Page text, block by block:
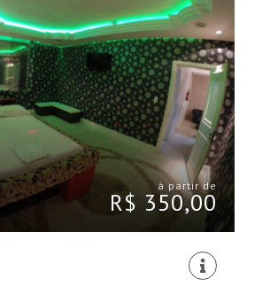
à partir de
R$ 350,00